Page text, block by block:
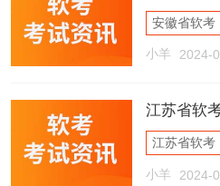
安徽省软考
软考考试科
小羊 2024-
江苏省软
江苏省软考
软考考试科
小羊 2024-